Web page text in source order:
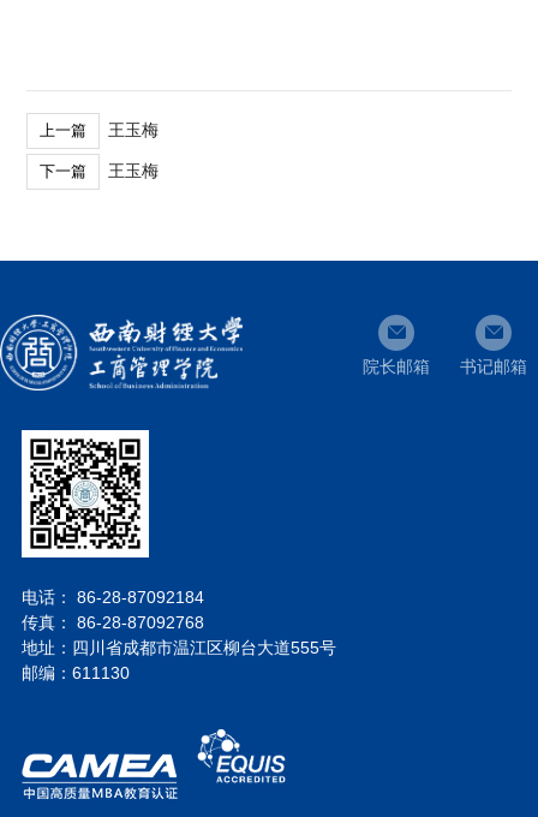
上一篇 王玉梅
下一篇 王玉梅
院长邮箱 书记邮箱
电话： 86-28-87092184
传真： 86-28-87092768
地址：四川省成都市温江区柳台大道555号
邮编：611130